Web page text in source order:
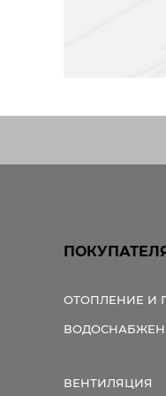
ОТОПЛЕНИЕ И
ВЕНТИЛЯЦИЯ